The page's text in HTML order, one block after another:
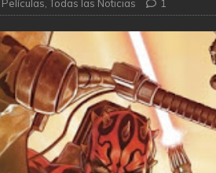
Películas ,Todas las Noticias 1